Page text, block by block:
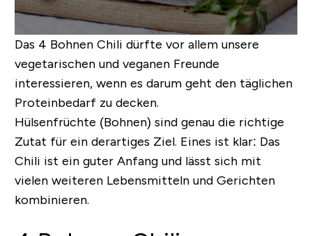
Das 4 Bohnen Chili dürfte vor allem unsere
vegetarischen und veganen Freunde
interessieren, wenn es darum geht den täglichen
Proteinbedarf zu decken.
Hülsenfrüchte (Bohnen) sind genau die richtige
Zutat für ein derartiges Ziel. Eines ist klar: Das
Chili ist ein guter Anfang und lässt sich mit
vielen weiteren Lebensmitteln und Gerichten
kombinieren.